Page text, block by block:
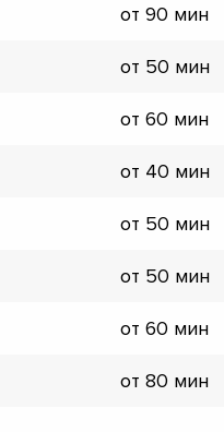
от 90 мин
от 50 мин
от 60 мин
от 40 мин
от 50 мин
от 50 мин
от 60 мин
от 80 мин